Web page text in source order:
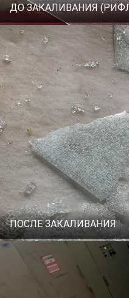
ДО ЗАКАЛИВАНИЯ
ПОСЛЕ ЗАКАЛИВАНИЯ